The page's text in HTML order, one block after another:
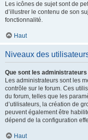
Les icônes de sujet sont de
d’illustrer le contenu de son
fonctionnalité.
Haut
Niveaux des
Que sont les administrateurs
Les administrateurs sont les
contrôle sur le forum. Ces
du forum, telles que les
d’utilisateurs, la création de
peuvent également être
dépend de la configuration
Haut